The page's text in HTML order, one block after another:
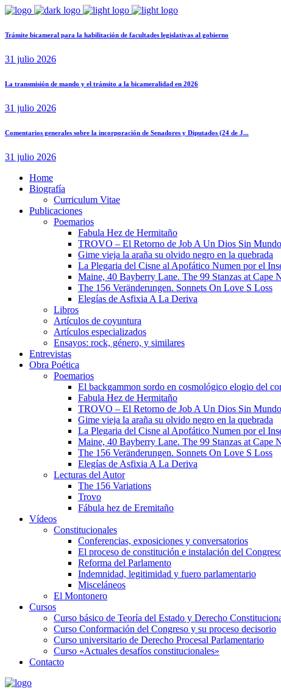
Trámite bicameral para la habilitación de facultades legislativas al gobierno
31 julio 2026
La transmisión de mando y el tránsito a la bicameralidad en 2026
31 julio 2026
Comentarios generales sobre la incorporación de Senadores y Diputados (24 de J...
31 julio 2026
Home
Biografía
Curriculum Vitae​
Publicaciones
Poemarios
Fabula Hez de Hermitaño
TROVO – El Retorno de Job A Un Dios Sin Mundo
Gime vieja la araña su olvido negro en la quebrada
La Plegaria del Cisne al Apofático Numen por el
Maine, 40 Bayberry Lane. The 99 Stanzas at Cape
The 156 Veränderungen. Sonnets On Love S Loss
Elegías de Asfixia A La Deriva
Libros
Artículos de coyuntura
Artículos especializados
Ensayos: rock, género, y similares
Entrevistas
Obra Poética
Poemarios
El backgammon sordo en cosmológico elogio del
Fabula Hez de Hermitaño
TROVO – El Retorno de Job A Un Dios Sin Mundo
Gime vieja la araña su olvido negro en la quebrada
La Plegaria del Cisne al Apofático Numen por el
Maine, 40 Bayberry Lane. The 99 Stanzas at Cape
The 156 Veränderungen. Sonnets On Love S Loss
Elegías de Asfixia A La Deriva
Lecturas del Autor
The 156 Variations
Trovo
Fábula hez de Eremitaño
Vídeos
Constitucionales
Conferencias, exposiciones y conversatorios
El proceso de constitución e instalación del
Reforma del Parlamento
Indemnidad, legitimidad y fuero parlamentario
Misceláneos
El Montonero
Cursos
Curso básico de Teoría del Estado y Derecho
Curso Conformación del Congreso y su proceso decisorio
Curso universitario de Derecho Procesal Parlamentario
Curso «Actuales desafíos constitucionales»
Contacto